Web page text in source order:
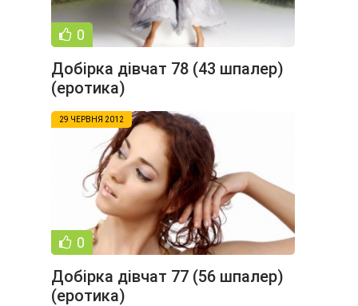
0
Добірка дівчат 78 (43 шпалер)
(еротика)
29 ЧЕРВНЯ 2012
0
Добірка дівчат 77 (56 шпалер)
(еротика)